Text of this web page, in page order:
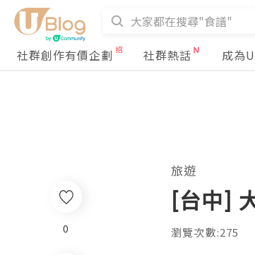
社群創作有價企劃
社群熱話 成為
0
旅遊
[台中]
瀏覽次數:275